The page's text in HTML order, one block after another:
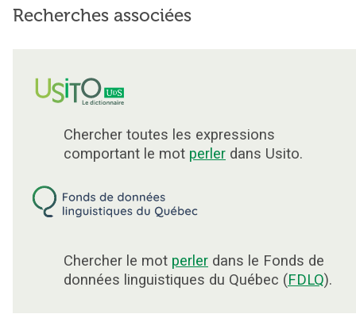
Recherches associées
Chercher toutes les expressions
comportant le mot perler dans Usito.
Chercher le mot perler dans le Fonds de
données linguistiques du Québec (FDLQ).